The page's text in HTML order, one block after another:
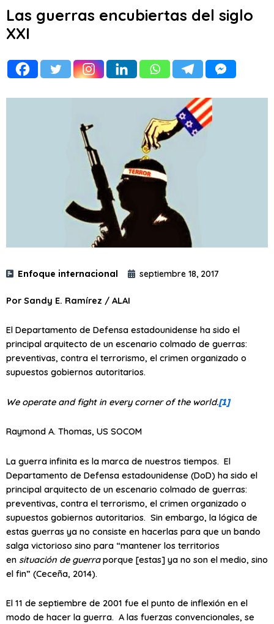
Las guerras encubiertas del siglo
XXI
Enfoque internacional septiembre 18, 2017
Por Sandy E. Ramírez / ALAI
El Departamento de Defensa estadounidense ha sido el
principal arquitecto de un escenario colmado de guerras:
preventivas, contra el terrorismo, el crimen organizado o
supuestos gobiernos autoritarios.
We operate and fight in every corner of the world.[1]
Raymond A. Thomas, US SOCOM
La guerra infinita es la marca de nuestros tiempos. El
Departamento de Defensa estadounidense (DoD) ha sido el
principal arquitecto de un escenario colmado de guerras:
preventivas, contra el terrorismo, el crimen organizado o
supuestos gobiernos autoritarios. Sin embargo, la lógica de
estas guerras ya no consiste en hacerlas para que un bando
salga victorioso sino para “mantener los territorios
en situación de guerraporque [estas] ya no son el medio, sino
el fin” (Ceceña, 2014).
El 11 de septiembre de 2001 fue el punto de inflexión en el
modo de hacer la guerra. A las fuerzas convencionales, se